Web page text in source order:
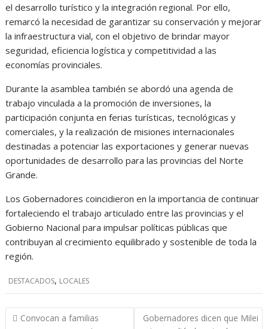
el desarrollo turístico y la integración regional. Por ello,
remarcó la necesidad de garantizar su conservación y mejorar
la infraestructura vial, con el objetivo de brindar mayor
seguridad, eficiencia logística y competitividad a las
economías provinciales.
Durante la asamblea también se abordó una agenda de
trabajo vinculada a la promoción de inversiones, la
participación conjunta en ferias turísticas, tecnológicas y
comerciales, y la realización de misiones internacionales
destinadas a potenciar las exportaciones y generar nuevas
oportunidades de desarrollo para las provincias del Norte
Grande.
Los Gobernadores coincidieron en la importancia de continuar
fortaleciendo el trabajo articulado entre las provincias y el
Gobierno Nacional para impulsar políticas públicas que
contribuyan al crecimiento equilibrado y sostenible de toda la
región.
DESTACADOS, LOCALES
Navegación
Convocan a familias
Gobernadores dicen que Milei